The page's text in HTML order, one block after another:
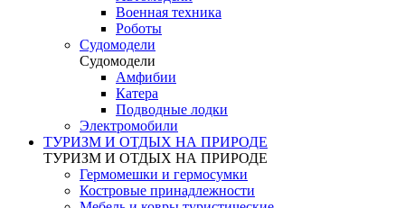
Военная техника
Роботы
Судомодели
Судомодели
Амфибии
Катера
Подводные лодки
Электромобили
ТУРИЗМ И ОТДЫХ НА ПРИРОДЕ
ТУРИЗМ И ОТДЫХ НА ПРИРОДЕ
Гермомешки и гермосумки
Костровые принадлежности